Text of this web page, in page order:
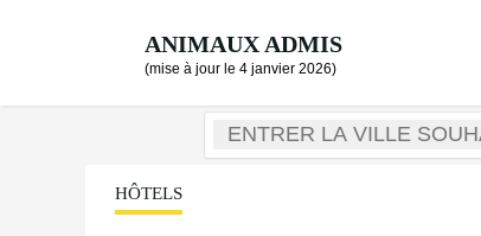
ANIMAUX ADMIS
(mise à jour le 4 janvier 2026)
HÔTELS